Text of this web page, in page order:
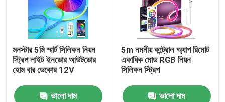
মনস্টার 5মি স্মার্ট সিলিকন নিয়ন
স্ট্রিপ লাইট ইনডোর আউটডোর
হোম বার ডেকোর 12V
ভালো দাম
5m নমনীয় কন্ট্রোল অ্যাপ রিমোট
একাধিক মোড RGB নিয়ন
সিলিকন স্ট্রিপ
ভালো দাম